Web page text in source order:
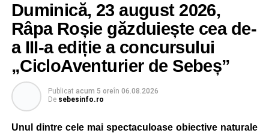
Duminică, 23 august 2026,
Râpa Roșie găzduiește cea de-
a III-a ediție a concursului
„CicloAventurier de Sebeș”
Publicat acum 5 oreîn 06.08.2026
De sebesinfo.ro
Unul dintre cele mai spectaculoase obiective naturale